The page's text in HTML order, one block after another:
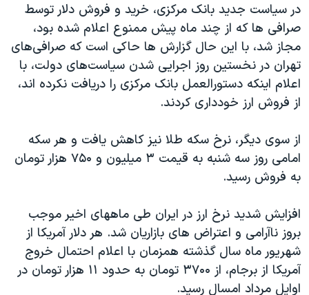
در سیاست جدید بانک مرکزی، خرید و فروش دلار توسط
صرافی ها که از چند ماه پیش ممنوع اعلام شده بود،
مجاز شد، با این حال گزارش ها حاکی است که صرافی‌های
تهران در نخستین روز اجرایی شدن سیاست‌های دولت، با
اعلام اینکه دستورالعمل بانک مرکزی را دریافت نکرده اند،
از فروش ارز خودداری کردند.
از سوی دیگر، نرخ سکه طلا نیز کاهش یافت و هر سکه
امامی روز سه شنبه به قیمت ۳ میلیون و ۷۵۰ هزار تومان
به فروش رسید.
افزایش شدید نرخ ارز در ایران طی ماههای اخیر موجب
بروز ناآرامی و اعتراض های بازاریان شد. هر دلار آمریکا از
شهریور ماه سال گذشته همزمان با اعلام احتمال خروج
آمریکا از برجام، از ۳۷۰۰ تومان به حدود ۱۱ هزار تومان در
اوایل مرداد امسال رسید.